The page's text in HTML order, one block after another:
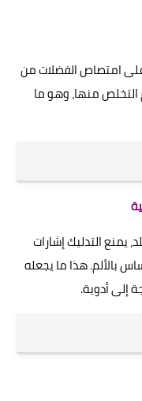
على امتصاص الفضلات من
التخلص منها، وهو ما
يمنع التدليك إشارات
بالألم. هذا ما يجعله
إلى أدوية.